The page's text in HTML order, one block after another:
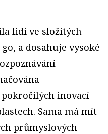
lidi ve složitých
a dosahuje vysoké
inovací
Sama má mít
průmyslových